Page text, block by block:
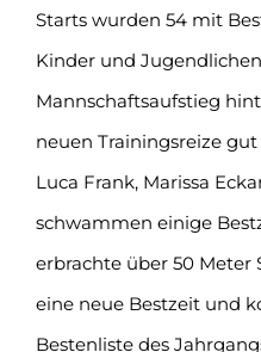
Starts wurden 54 mit
Kinder und
Mannschaftsaufstieg
neuen Trainingsreize
Luca Frank, Marissa
schwammen einige
erbrachte über 50
eine neue Bestzeit und
Bestenliste des